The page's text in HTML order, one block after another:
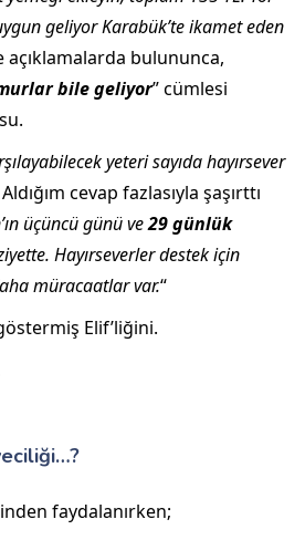
geliyor Karabük’te ikamet eden
açıklamalarda bulununca,
bile geliyor” cümlesi
yeteri sayıda hayırsever
cevap fazlasıyla şaşırttı
üçüncü günü ve29 günlük
Hayırseverler destek için
müracaatlar var.“
Elif’liğini.
faydalanırken;